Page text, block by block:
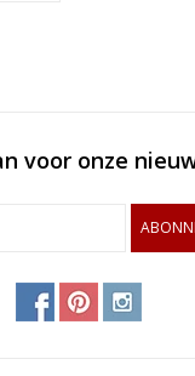
voor onze